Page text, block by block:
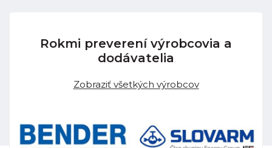
Rokmi preverení výrobcovia a
dodávatelia
Zobraziť všetkých výrobcov